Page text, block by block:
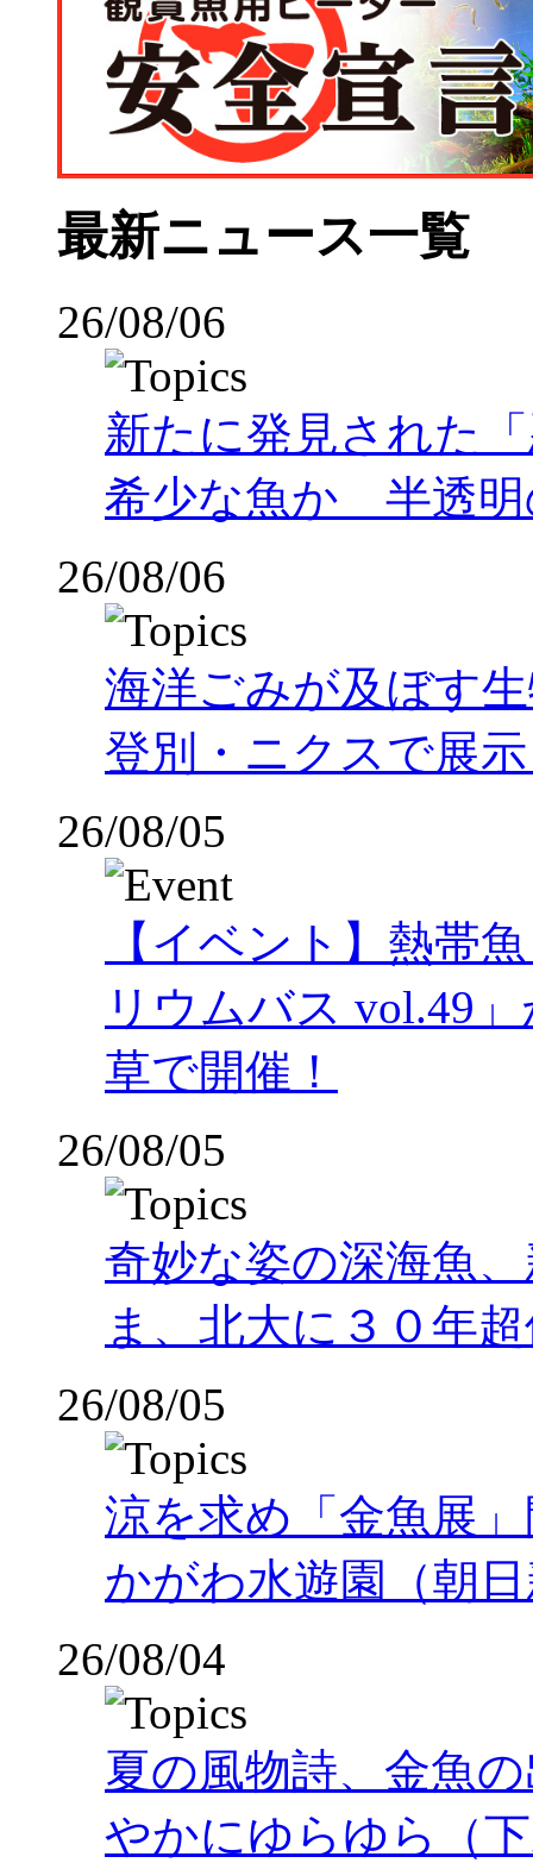
最新ニュース一覧
26/08/06
新たに発見された
希少な魚か 半透明
26/08/06
海洋ごみが及ぼす
登別・ニクスで展
26/08/05
【イベント】熱帯
リウムバス vol.49
草で開催！
26/08/05
奇妙な姿の深海魚
ま、北大に３０年
26/08/05
涼を求め「金魚展
かがわ水遊園（朝
26/08/04
夏の風物詩、金魚
やかにゆらゆら（